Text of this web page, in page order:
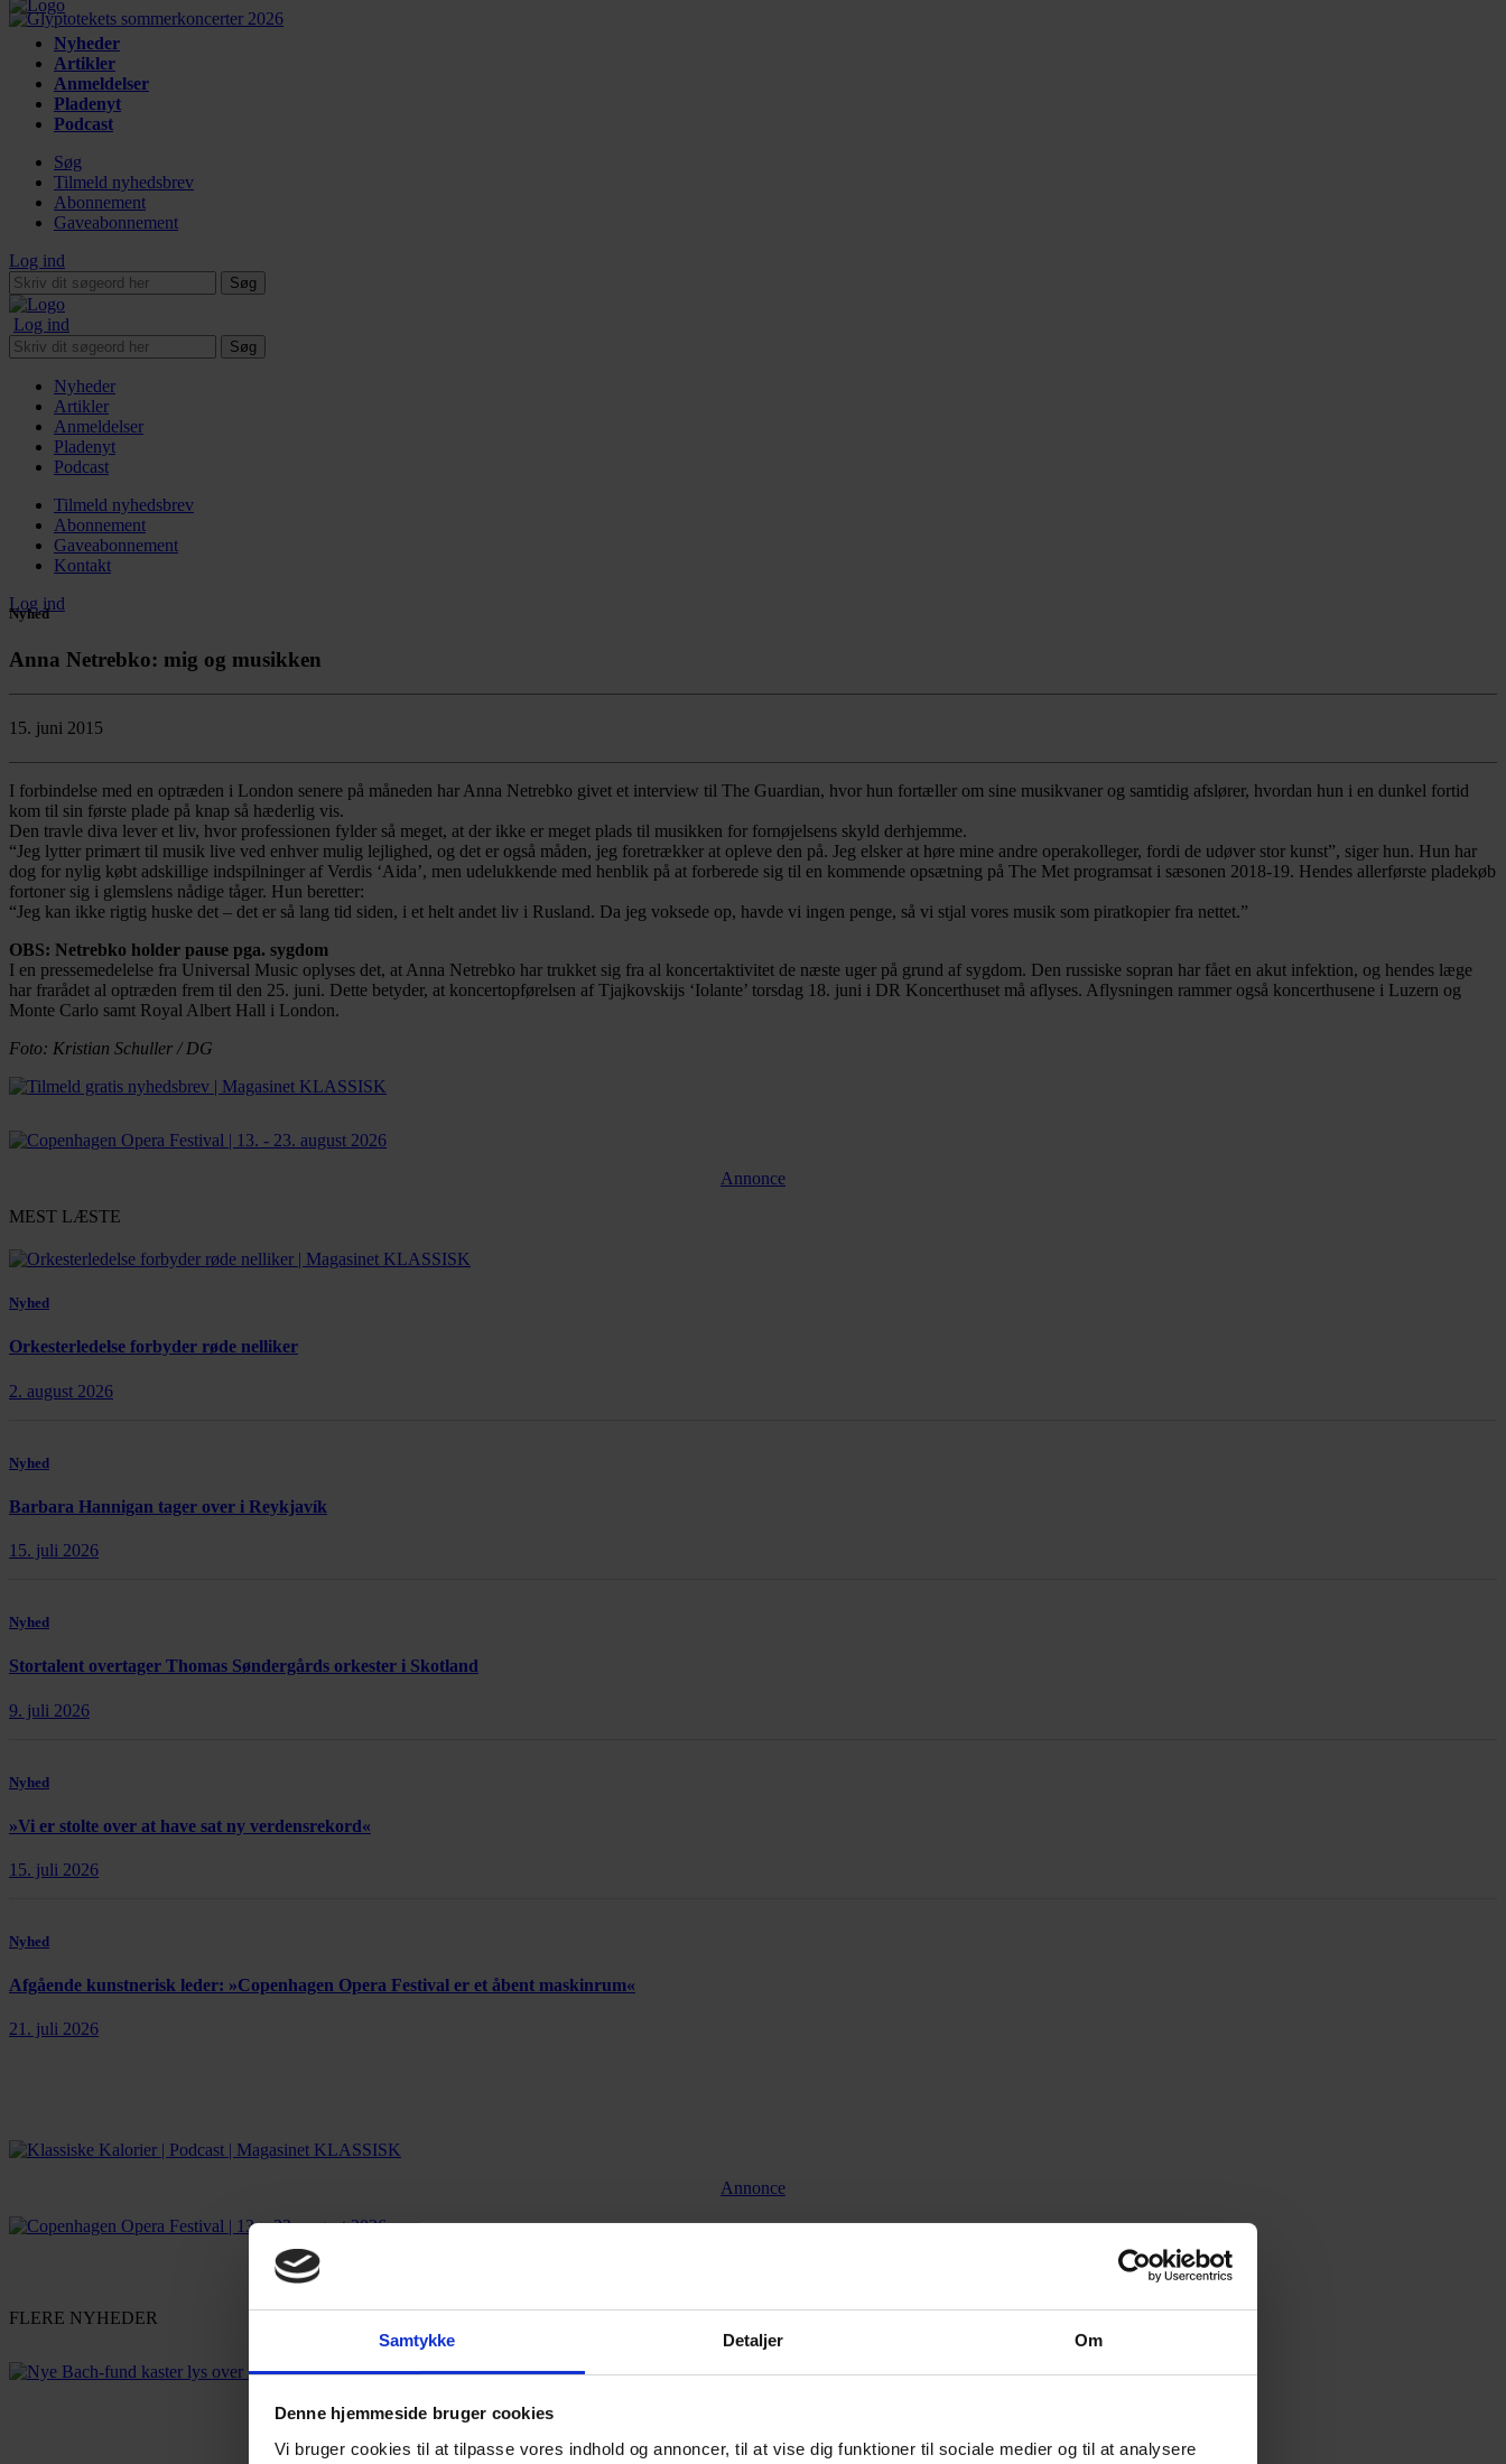
Samtykke Detaljer Om
Denne hjemmeside bruger cookies
Vi bruger cookies til at tilpasse vores indhold og annoncer, til at vise dig funktioner til sociale medier og til at analysere
Nyheder
Artikler
Anmeldelser
Pladenyt
Podcast
Søg
Tilmeld nyhedsbrev
Abonnement
Gaveabonnement
Log ind
Søg
Log ind
Søg
Nyheder
Artikler
Anmeldelser
Pladenyt
Podcast
Tilmeld nyhedsbrev
Abonnement
Gaveabonnement
Kontakt
Log ind
Nyhed
Anna Netrebko: mig og musikken
15. juni 2015
I forbindelse med en optræden i London senere på måneden har Anna Netrebko givet et interview til The Guardian, hvor hun fortæller om sine musikvaner og samtidig afslører, hvordan hun i en dunkel fortid
kom til sin første plade på knap så hæderlig vis.
Den travle diva lever et liv, hvor professionen fylder så meget, at der ikke er meget plads til musikken for fornøjelsens skyld derhjemme.
“Jeg lytter primært til musik live ved enhver mulig lejlighed, og det er også måden, jeg foretrækker at opleve den på. Jeg elsker at høre mine andre operakolleger, fordi de udøver stor kunst”, siger hun. Hun har
dog for nylig købt adskillige indspilninger af Verdis ‘Aida’, men udelukkende med henblik på at forberede sig til en kommende opsætning på The Met programsat i sæsonen 2018-19. Hendes allerførste pladekøb
fortoner sig i glemslens nådige tåger. Hun beretter:
“Jeg kan ikke rigtig huske det – det er så lang tid siden, i et helt andet liv i Rusland. Da jeg voksede op, havde vi ingen penge, så vi stjal vores musik som piratkopier fra nettet.”
OBS: Netrebko holder pause pga. sygdom
I en pressemedelelse fra Universal Music oplyses det, at Anna Netrebko har trukket sig fra al koncertaktivitet de næste uger på grund af sygdom. Den russiske sopran har fået en akut infektion, og hendes læge
har frarådet al optræden frem til den 25. juni. Dette betyder, at koncertopførelsen af Tjajkovskijs ‘Iolante’ torsdag 18. juni i DR Koncerthuset må aflyses. Aflysningen rammer også koncerthusene i Luzern og
Monte Carlo samt Royal Albert Hall i London.
Foto: Kristian Schuller / DG
Annonce
MEST LÆSTE
Nyhed
Orkesterledelse forbyder røde nelliker
2. august 2026
Nyhed
Barbara Hannigan tager over i Reykjavík
15. juli 2026
Nyhed
Stortalent overtager Thomas Søndergårds orkester i Skotland
9. juli 2026
Nyhed
»Vi er stolte over at have sat ny verdensrekord«
15. juli 2026
Nyhed
Afgående kunstnerisk leder: »Copenhagen Opera Festival er et åbent maskinrum«
21. juli 2026
Annonce
FLERE NYHEDER